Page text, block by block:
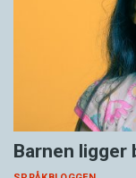
Barnen ligger